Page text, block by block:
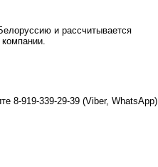
и рассчитывается
8-919-339-29-39 (Viber, WhatsApp)